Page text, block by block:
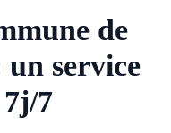
de
un service
7